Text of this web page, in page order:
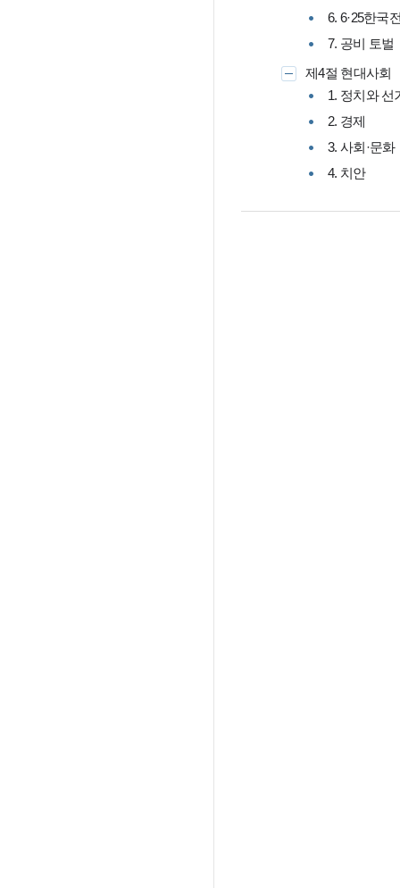
6. 6·25한국
7. 공비 토벌
제4절 현대사회
1. 정치와 선
2. 경제
3. 사회·문화
4. 치안